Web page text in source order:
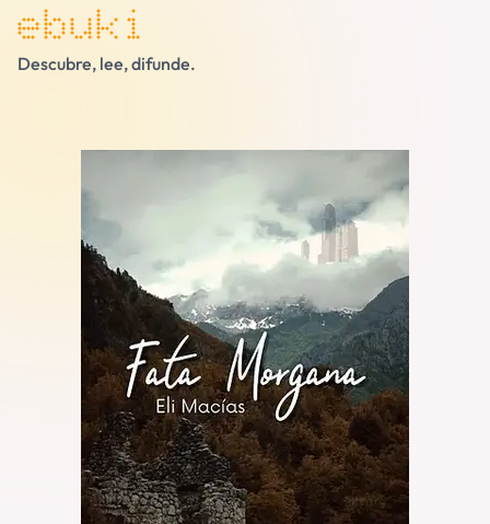
ebuki
Descubre, lee, difunde.